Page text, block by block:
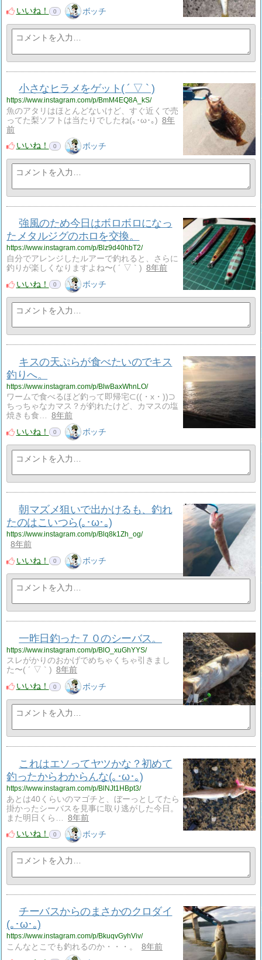
いいね！
0 ボッチ
小さなヒラメをゲット( ´ ▽ ` )
https://www.instagram.com/p/BmM4EQ8A_kS/
魚のアタリはほとんどないけど、すぐ近くで売
ってた梨ソフトは当たりでしたね(｡･ω･｡) 8年
前
いいね！
0 ボッチ
強風のため今日はボロボロになっ
たメタルジグのホロを交換。
https://www.instagram.com/p/Blz9d40hbT2/
自分でアレンジしたルアーで釣れると、さらに
釣りが楽しくなりますよね〜( ´ ▽ ` ) 8年前
いいね！
0 ボッチ
キスの天ぷらが食べたいのでキス
釣りへ。
https://www.instagram.com/p/BlwBaxWhnLO/
ワームで食べるほど釣って即帰宅⊂((・x・))⊃
ちっちゃなカマス？が釣れたけど、カマスの塩
焼きも食…
8年前
いいね！
0 ボッチ
朝マズメ狙いで出かけるも、釣れ
たのはこいつら(｡･ω･｡)
https://www.instagram.com/p/Blq8k1Zh_og/
8年前
いいね！
0 ボッチ
一昨日釣った７０のシーバス。
https://www.instagram.com/p/BlO_xuGhYYS/
スレがかりのおかげでめちゃくちゃ引きまし
た〜( ´ ▽ ` ) 8年前
いいね！
0 ボッチ
これはエソってヤツかな？初めて
釣ったからわからんな(｡･ω･｡)
https://www.instagram.com/p/BlNJt1HBpt3/
あとは40くらいのマゴチと、ぼーっとしてたら
掛かったシーバスを見事に取り逃がした今日。
また明日くら…
8年前
いいね！
0 ボッチ
チーバスからのまさかのクロダイ
(｡･ω･｡)
https://www.instagram.com/p/BkuqvGyhViv/
こんなとこでも釣れるのか・・・。
8年前